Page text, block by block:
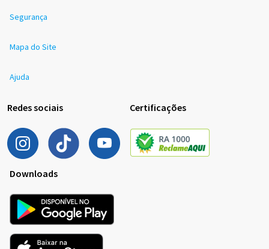
Segurança
Mapa do Site
Ajuda
Redes sociais Certificações
Downloads